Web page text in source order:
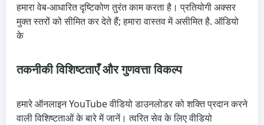
हमारा वेब-आधारित दृष्टिकोण तुरंत काम करता है। प्रतियोगी अक्सर
मुक्त स्तरों को सीमित कर देते हैं; हमारा वास्तव में असीमित है. ऑडियो
के
तकनीकी विशिष्टताएँ और गुणवत्ता विकल्प
हमारे ऑनलाइन YouTube वीडियो डाउनलोडर को शक्ति प्रदान करने
वाली विशिष्टताओं के बारे में जानें। त्वरित सेव के लिए वीडियो